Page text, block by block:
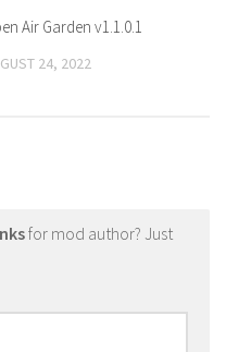
Air Garden v1.1.0.1
24, 2022
for mod author? Just